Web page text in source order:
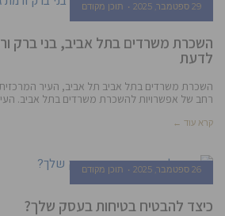
29 ספטמבר, 2025 תוכן מקודם
השכרת משרדים בתל אביב, בני ברק
לדעת
השכרת משרדים בתל אביב תל אביב, העיר המרכזית
רחב של אפשרויות להשכרת משרדים בתל אביב.
קרא עוד ←
26 ספטמבר, 2025 תוכן מקודם
כיצד להבטיח בטיחות בעסק שלך?